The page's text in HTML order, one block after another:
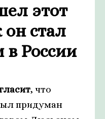
этот
он стал
России
, что
придуман